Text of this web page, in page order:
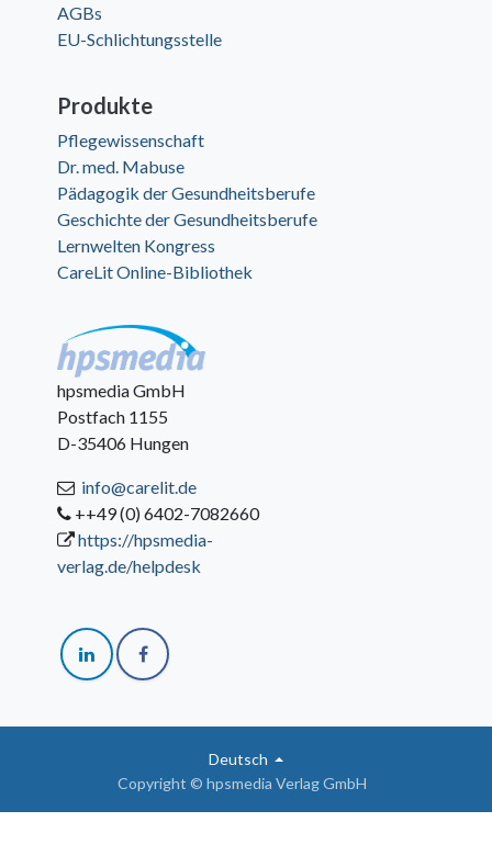
AGBs
EU-Schlichtungsstelle
Produkte
Pflegewissenschaft
Dr. med. Mabuse
Pädagogik der Gesundheitsberufe
Geschichte der Gesundheitsberufe
Lernwelten Kongress
CareLit Online-Bibliothek
hpsmedia GmbH
Postfach 1155
D-35406 Hungen
info@carelit.de
++49 (0) 6402-7082660
https://hpsmedia-
verlag.de/helpdesk
Copyright © hpsmedia Verlag GmbH
Deutsch